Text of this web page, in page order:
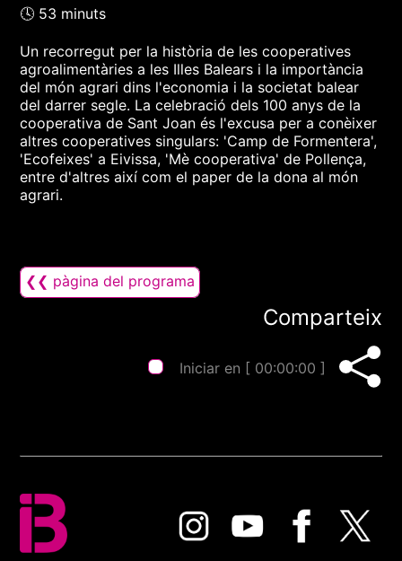
🕓 53 minuts
Un recorregut per la història de les cooperatives
agroalimentàries a les Illes Balears i la importància
del món agrari dins l'economia i la societat balear
del darrer segle. La celebració dels 100 anys de la
cooperativa de Sant Joan és l'excusa per a conèixer
altres cooperatives singulars: 'Camp de Formentera',
'Ecofeixes' a Eivissa, 'Mè cooperativa' de Pollença,
entre d'altres així com el paper de la dona al món
agrari.
❮❮ pàgina del programa
Comparteix
Iniciar en [ 00:00:00 ]